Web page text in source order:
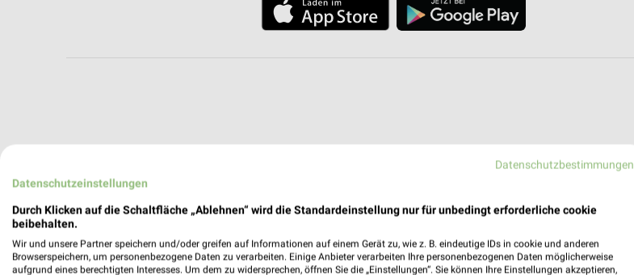
Datenschutzbestimmungen
Datenschutzeinstellungen
Durch Klicken auf die Schaltfläche „Ablehnen“ wird die Standardeinstellung nur für unbedingt erforderliche cookie
beibehalten.
Wir und unsere Partner speichern und/oder greifen auf Informationen auf einem Gerät zu, wie z. B. eindeutige IDs in cookie und anderen
Browserspeichern, um personenbezogene Daten zu verarbeiten. Einige Anbieter verarbeiten Ihre personenbezogenen Daten möglicherweise
aufgrund eines berechtigten Interesses. Um dem zu widersprechen, öffnen Sie die „Einstellungen“. Sie können Ihre Einstellungen akzeptieren,